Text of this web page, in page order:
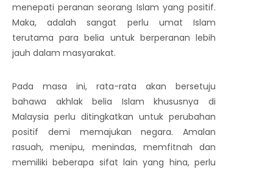
menepati peranan seorang Islam yang positif.
Maka, adalah sangat perlu umat Islam
terutama para belia untuk berperanan lebih
jauh dalam masyarakat.
Pada masa ini, rata-rata akan bersetuju
bahawa akhlak belia Islam khususnya di
Malaysia perlu ditingkatkan untuk perubahan
positif demi memajukan negara. Amalan
rasuah, menipu, menindas, memfitnah dan
memiliki beberapa sifat lain yang hina, perlu